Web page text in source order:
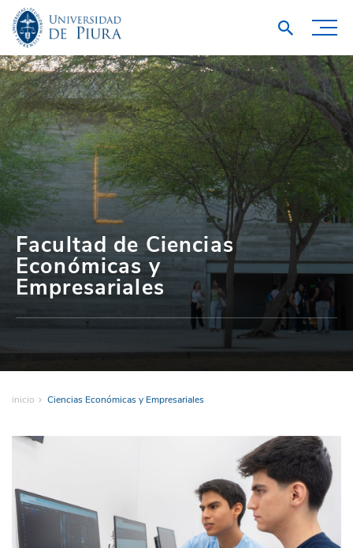
Facultad de Ciencias
Económicas y
Empresariales
inicio Ciencias Económicas y Empresariales